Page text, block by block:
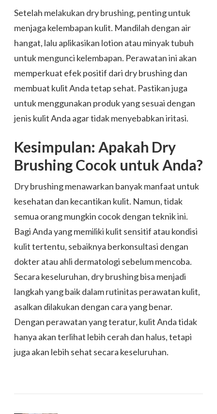
Setelah melakukan dry brushing, penting untuk
menjaga kelembapan kulit. Mandilah dengan air
hangat, lalu aplikasikan lotion atau minyak tubuh
untuk mengunci kelembapan. Perawatan ini akan
memperkuat efek positif dari dry brushing dan
membuat kulit Anda tetap sehat. Pastikan juga
untuk menggunakan produk yang sesuai dengan
jenis kulit Anda agar tidak menyebabkan iritasi.
Kesimpulan: Apakah Dry
Brushing Cocok untuk Anda?
Dry brushing menawarkan banyak manfaat untuk
kesehatan dan kecantikan kulit. Namun, tidak
semua orang mungkin cocok dengan teknik ini.
Bagi Anda yang memiliki kulit sensitif atau kondisi
kulit tertentu, sebaiknya berkonsultasi dengan
dokter atau ahli dermatologi sebelum mencoba.
Secara keseluruhan, dry brushing bisa menjadi
langkah yang baik dalam rutinitas perawatan kulit,
asalkan dilakukan dengan cara yang benar.
Dengan perawatan yang teratur, kulit Anda tidak
hanya akan terlihat lebih cerah dan halus, tetapi
juga akan lebih sehat secara keseluruhan.